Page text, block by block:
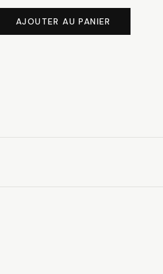
à
5.90 CHF
AJOUTER AU PANIER